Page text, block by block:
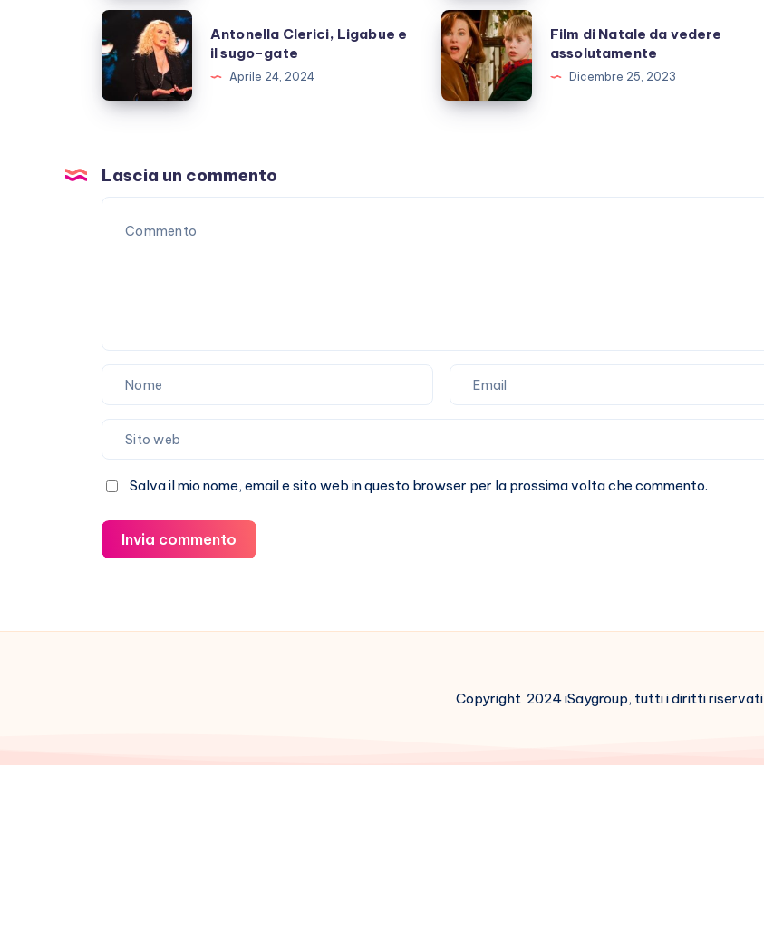
paura
della
morte
senso
mandarlo
in
onda?
Antonella
Clerici,
Ligabue
e
gate
Antonella Clerici, Ligabue e
il sugo-gate
Aprile 24, 2024
Film
di
Natale
da
Film di Natale da vedere
assolutamente
Dicembre 25, 2023
Lascia un commento
Salva il mio nome, email e sito web in questo browser per la prossima volta che commento.
Invia commento
Copyright 2024 iSaygroup, tutti i diritti riservati